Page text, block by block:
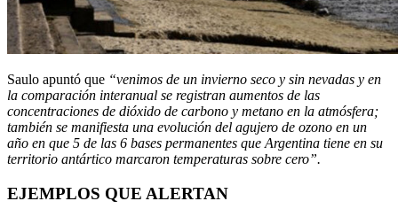
Saulo apuntó que “venimos de un invierno seco y sin nevadas y en
la comparación interanual se registran aumentos de las
concentraciones de dióxido de carbono y metano en la atmósfera;
también se manifiesta una evolución del agujero de ozono en un
año en que 5 de las 6 bases permanentes que Argentina tiene en su
territorio antártico marcaron temperaturas sobre cero”.
EJEMPLOS QUE ALERTAN